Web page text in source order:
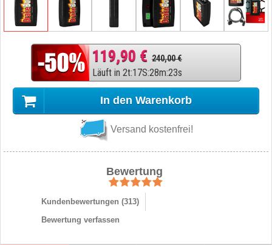
119,90 € 240,00 €
Läuft in 2t:17S:28m:22s
In den Warenkorb
Versand kostenfrei!
Bewertung
Kundenbewertungen (313)
Bewertung verfassen